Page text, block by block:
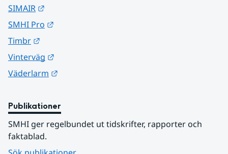
SIMAIR
SMHI Pro
Timbr
Vinterväg
Väderlarm
Publikationer
SMHI ger regelbundet ut tidskrifter, rapporter och
faktablad.